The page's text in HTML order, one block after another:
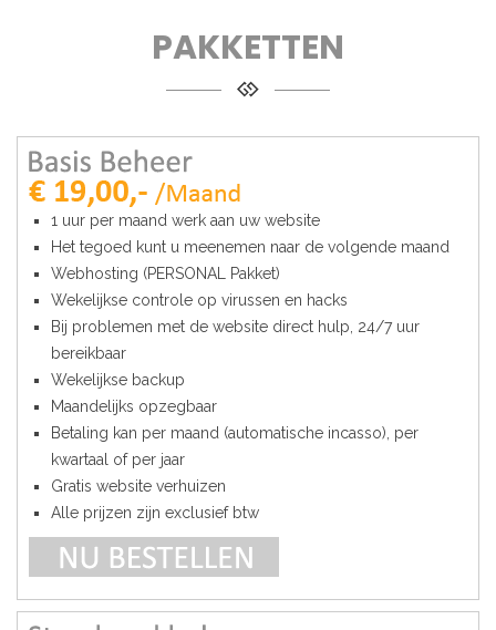
PAKKETTEN
1 uur per maand werk aan uw website
Het tegoed kunt u meenemen naar de volgende maand
Webhosting (PERSONAL Pakket)
Wekelijkse controle op virussen en hacks
Bij problemen met de website direct hulp, 24/7 uur
bereikbaar
Wekelijkse backup
Maandelijks opzegbaar
Betaling kan per maand (automatische incasso), per
kwartaal of per jaar
Gratis website verhuizen
Alle prijzen zijn exclusief btw